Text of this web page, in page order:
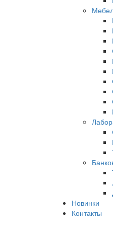
Новинки
Контакты